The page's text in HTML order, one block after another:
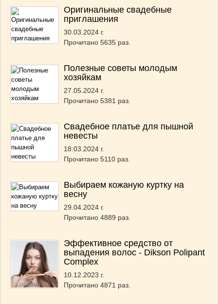
Оригинальные свадебные
приглашения
30.03.2024 г.
Прочитано 5635 раз.
Полезные советы молодым
хозяйкам
27.05.2024 г.
Прочитано 5381 раз.
Свадебное платье для пышной
невесты
18.03.2024 г.
Прочитано 5110 раз.
Выбираем кожаную куртку на
весну
29.04.2024 г.
Прочитано 4889 раз.
Эффективное средство от
выпадения волос - Dikson Polipant
Complex
10.12.2023 г.
Прочитано 4871 раз.